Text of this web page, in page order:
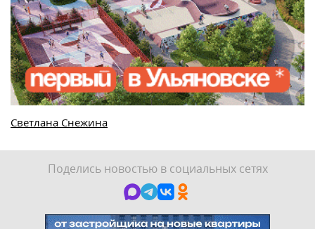
Светлана Снежина
Поделись новостью в социальных сетях